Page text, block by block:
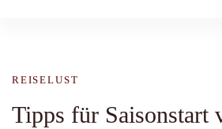
REISELUST
Tipps für Saisonstart